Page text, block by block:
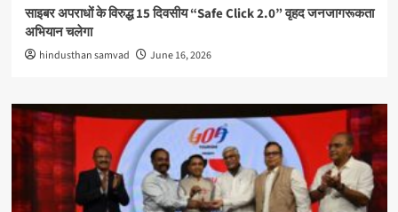
साइबर अपराधों के विरुद्ध 15 दिवसीय “Safe Click 2.0” वृहद जनजागरूकता
अभियान चलेगा
hindusthan samvad June 16, 2026